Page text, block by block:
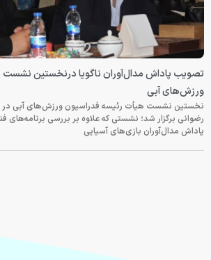
تصویب پاداش مدال‌آوران ناگویا درنخستین نشست
ورزش‌های آبی
نخستین نشست هیأت رئیسه فدراسیون ورزش‌های آبی
رضوانی برگزار شد؛ نشستی که علاوه بر بررسی برنامه‌های
پاداش مدال‌آوران بازی‌های آسیایی